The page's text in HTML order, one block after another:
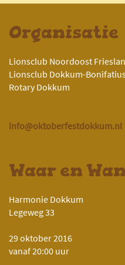
Organisatie
Lionsclub Noordoost
Lionsclub Dokkum-
Rotary Dokkum
info@oktoberfestdokkum.nl
Waar en
Harmonie Dokkum
Legeweg 33
29 oktober 2016
vanaf 20:00 uur